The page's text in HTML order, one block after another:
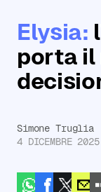
Elysia:
porta il
Simone Truglia
4 DICEMBRE 2025